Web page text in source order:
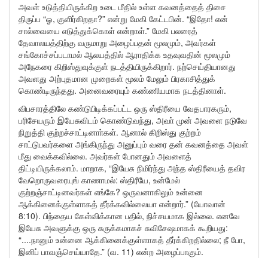
அவள் உடுத்தியிருக்கிற உடை மீதில் உள்ள கவனத்தைத் திசை
திருப்ப “ஓ, குளிர்கிறதா?” என்று மேகி கேட்டபின். “இதோ! என்
சால்வையை எடுத்துக்கொள் என்றாள்.” மேகி பலரைத்
தேவாலயத்திற்கு வருமாறு அழைப்பதன் மூலமும், அவர்கள்
சங்கோச்சப்படாமல் ஆலயத்தில் ஆராதிக்க உதவுவதின் மூலமும்
அநேகரை கிறிஸ்துவுக்குள் நடத்தியிருக்கிறார். நற்செய்தியானது
அவளது அற்புதமான முறைகள் மூலம் மேலும் பிரகாசித்துக்
கொண்டிருந்தது. அனைவரையும் கண்ணியமாக நடத்தினாள்.
விபசாரத்திலே கண்டுபிடிக்கப்பட்ட ஒரு ஸ்திரீயை வேதபாரகரும்,
பரிசேயரும் இயேசுவிடம் கொண்டுவந்து, அவா் முன் அவளை நடுவே
நிறுத்தி குற்றச்சாட்டினாா்கள். ஆனால் கிறிஸ்து குற்றம்
சாட்டுபவர்களை அங்கிருந்து அனுப்பும் வரை தன் கவனத்தை அவள்
மீது வைக்கவில்லை. அவர்கள் போனதும் அவளைத்
திட்டியிருக்கலாம். மாறாக, “இயேசு நிமிர்ந்து அந்த ஸ்திரீயைத் தவிர
வேறொருவரையுங் காணாமல்: ஸ்திரீயே, உன்மேல்
குற்றஞ்சாட்டினவர்கள் எங்கே? ஒருவனாகிலும் உன்னை
ஆக்கினைக்குள்ளாகத் தீர்க்கவில்லையா என்றார்.” (யோவான்
8:10). பிந்தைய கேள்விக்கான பதில், நிச்சயமாக இல்லை. எனவே
இயேசு அவளுக்கு ஒரு சுருக்கமாகச் சுவிசேஷமாகக் கூறியது:
“....நானும் உன்னை ஆக்கினைக்குள்ளாகத் தீர்க்கிறதில்லை; நீ போ,
இனிப் பாவஞ்செய்யாதே.” (வ. 11) என்ற அழைப்பாகும்.